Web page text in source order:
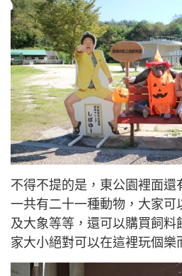
不得不提的是，東公園裡面還
一共有二十一種動物，大家可
及大象等等，還可以購買飼
家大小絕對可以在這裡玩個樂